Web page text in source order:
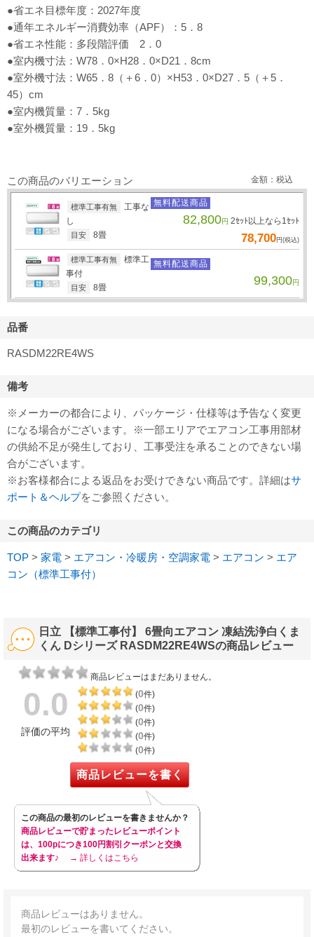
●省エネ目標年度：2027年度
●通年エネルギー消費効率（APF）：5．8
●省エネ性能：多段階評価 2．0
●室内機寸法：W78．0×H28．0×D21．8cm
●室外機寸法：W65．8（＋6．0）×H53．0×D27．5（＋5．
45）cm
●室内機質量：7．5kg
●室外機質量：19．5kg
この商品のバリエーション 金額：税込
標準工事有無
工事な
し
目安 8畳
無料配送商品
82,800円 2ｾｯﾄ以上なら1ｾｯﾄ
78,700円(税込)
標準工事有無
標準工
事付
目安 8畳
無料配送商品
99,300円
品番
RASDM22RE4WS
備考
※メーカーの都合により、パッケージ・仕様等は予告なく変更
になる場合がございます。※一部エリアでエアコン工事用部材
の供給不足が発生しており、工事受注を承ることのできない場
合がございます。
※お客様都合による返品をお受けできない商品です。詳細はサ
ポート＆ヘルプをご参照ください。
この商品のカテゴリ
TOP > 家電 > エアコン・冷暖房・空調家電 > エアコン > エア
コン（標準工事付）
日立 【標準工事付】 6畳向エアコン 凍結洗浄白くま
くん Dシリーズ RASDM22RE4WSの商品レビュー
商品レビューはまだありません。
0.0
評価の平均
(0件)
(0件)
(0件)
(0件)
(0件)
商品レビューを書く
この商品の最初のレビューを書きませんか？
商品レビューで貯まったレビューポイント
は、100pにつき100円割引クーポンと交換
出来ます♪
→ 詳しくはこちら
商品レビューはありません。
最初のレビューを書いてください。